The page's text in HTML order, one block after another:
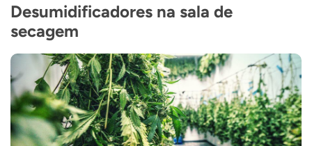
Desumidificadores na sala de
secagem